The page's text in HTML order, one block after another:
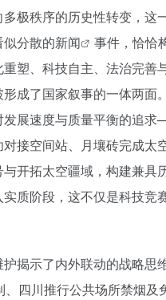
极秩序的历史性转变，
分散的新闻
事件，恰恰
塑、科技自主、法治完善
成了国家叙事的一体两面
展速度与质量平衡的追
接空间站、月壤砖完成
开拓太空疆域，构建兼
质阶段，这不仅是科技
揭示了内外联动的战略
四川推行公共场所禁烟